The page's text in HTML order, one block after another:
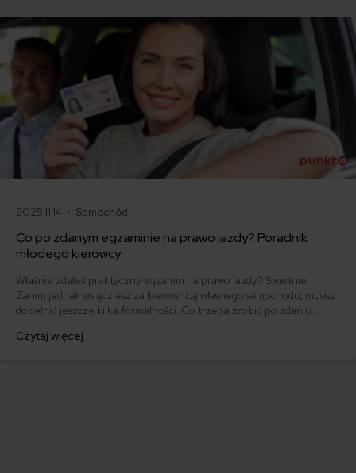
2025.11.14 • Samochód
Co po zdanym egzaminie na prawo jazdy? Poradnik
młodego kierowcy
Właśnie zdałeś praktyczny egzamin na prawo jazdy? Świetnie!
Zanim jednak wsiądziesz za kierownicą własnego samochodu, musisz
dopełnić jeszcze kilka formalności. Co trzeba zrobić po zdaniu
którym szybko załatwisz sprawy urzędowe i będziesz mógł prowadzić
Czytaj więcej